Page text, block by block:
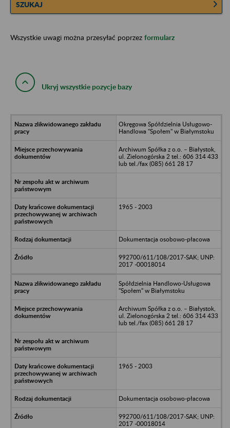
SZUKAJ
Wszystkie uwagi można przesyłać poprzez formularz
Ukryj wszystkie pozycje bazy
Okręgowa Spółdzielnia Usługowo-
Handlowa "Społem" w Białymstoku
Archiwum Spółka z o.o. – Białystok,
ul. Zielonogórska 2 tel.: 606 314 433
lub tel./fax (085) 661 28 17
1965 - 2003
Dokumentacja osobowo-płacowa
992700/611/108/2017-SAK; UNP:
2017 -00018014
Spółdzielnia Handlowo-Usługowa
"Społem" w Białymstoku
Archiwum Spółka z o.o. – Białystok,
ul. Zielonogórska 2 tel.: 606 314 433
lub tel./fax (085) 661 28 17
1965 - 2003
Dokumentacja osobowo-płacowa
992700/611/108/2017-SAK; UNP:
2017 -00018014